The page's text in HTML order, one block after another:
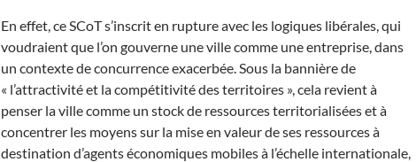
En effet, ce SCoT s’inscrit en rupture avec les logiques libérales, qui
voudraient que l’on gouverne une ville comme une entreprise, dans
un contexte de concurrence exacerbée. Sous la bannière de
« l’attractivité et la compétitivité des territoires », cela revient à
penser la ville comme un stock de ressources territorialisées et à
concentrer les moyens sur la mise en valeur de ses ressources à
destination d’agents économiques mobiles à l’échelle internationale,